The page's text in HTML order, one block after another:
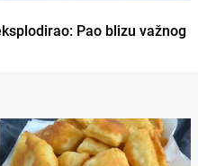
Pao blizu važnog